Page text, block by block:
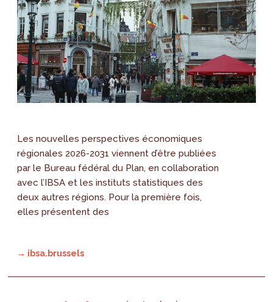
Les nouvelles perspectives économiques
régionales 2026-2031 viennent d’être publiées
par le Bureau fédéral du Plan, en collaboration
avec l’IBSA et les instituts statistiques des
deux autres régions. Pour la première fois,
elles présentent des
→ ibsa.brussels